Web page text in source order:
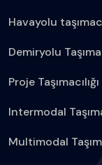
Havayolu
Demiryolu
Proje Taşımacılığı
Intermodal
Multimodal